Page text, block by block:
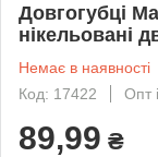
Довгогубці
нікельовані
Немає в наявності
Код: 17422
Опт
89,99 ₴